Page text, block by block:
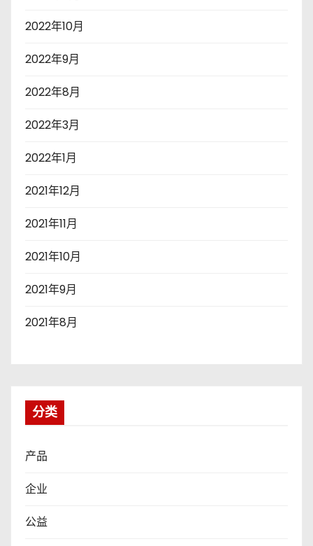
2022年10月
2022年9月
2022年8月
2022年3月
2022年1月
2021年12月
2021年11月
2021年10月
2021年9月
2021年8月
分类
产品
企业
公益